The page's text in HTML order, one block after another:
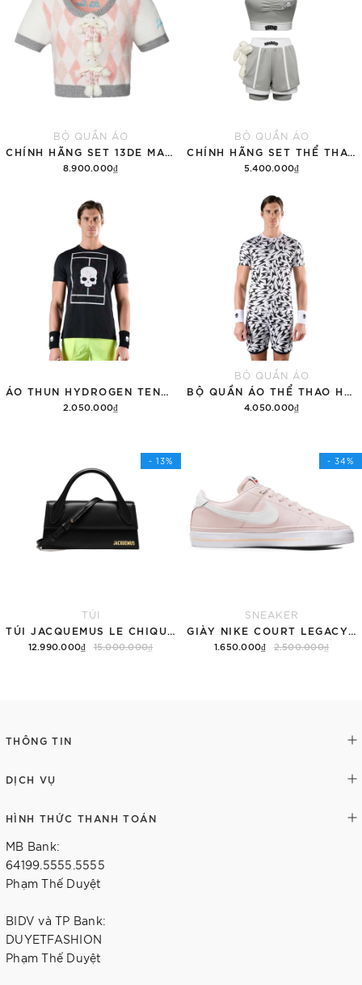
BỘ QUẦN ÁO
8.900.000₫
BỘ QUẦN ÁO
5.400.000₫
Thêm vào giỏ hàng
2.050.000₫
BỘ QUẦN ÁO
4.050.000₫
- 13%
TÚI
12.990.000₫ 15.000.000₫
- 34%
SNEAKER
1.650.000₫ 2.500.000₫
THÔNG TIN
DỊCH VỤ
HÌNH THỨC THANH TOÁN
MB Bank:
64199.5555.5555
Phạm Thế Duyệt
BIDV và TP Bank:
DUYETFASHION
Phạm Thế Duyệt